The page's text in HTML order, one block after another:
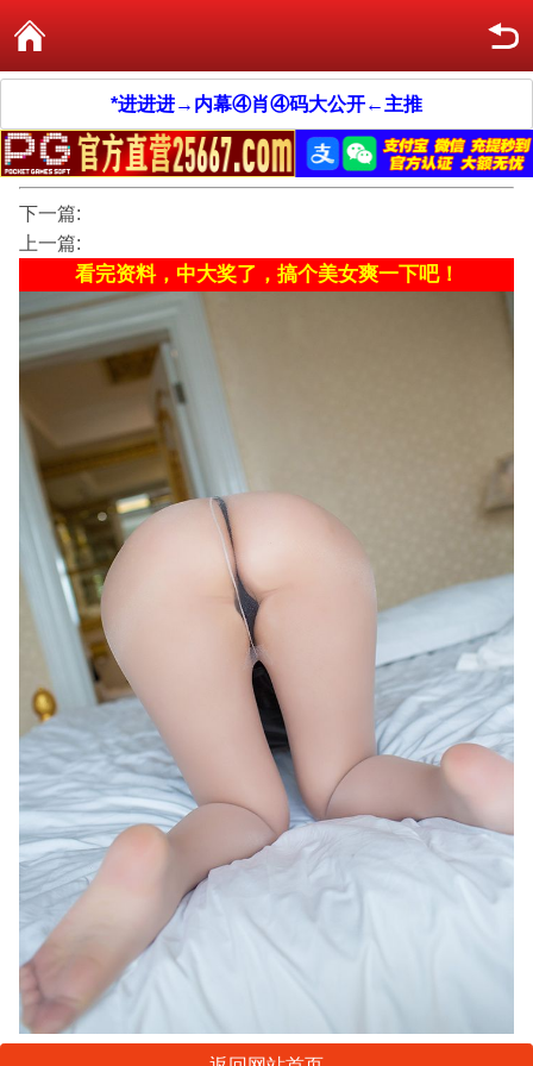
*进进进→内幕④肖④码大公开←主推
下一篇:
上一篇:
看完资料，中大奖了，搞个美女爽一下吧！